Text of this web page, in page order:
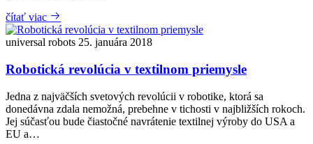
čítať viac
universal robots 25. januára 2018
Robotická revolúcia v textilnom priemysle
Jedna z najväčších svetových revolúcii v robotike, ktorá sa
donedávna zdala nemožná, prebehne v tichosti v najbližších rokoch.
Jej súčasťou bude čiastočné navrátenie textilnej výroby do USA a
EU a…